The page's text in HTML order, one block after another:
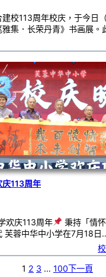
校113周年校庆，于今日
雅集．长荣丹青》书画展
113周年
欢庆113周年
秉持「情
芙蓉中华中小学在7月18日
1 2 3 … 100下一頁